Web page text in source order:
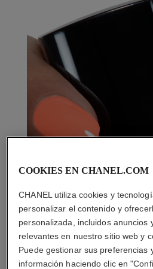
COOKIES EN CHANEL.COM
CHANEL utiliza cookies y
personalizar el contenido y
personalizada, incluidos anuncios
relevantes en nuestro sitio web y
Puede gestionar sus preferencias
información haciendo clic en